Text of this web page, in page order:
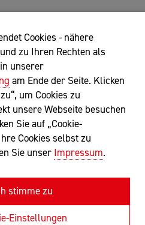
Cookies - nähere
zu Ihren Rechten als
unserer
am Ende der Seite. Klicken
um Cookies zu
unsere Webseite besuchen
Sie auf „Cookie-
Cookies selbst zu
Sie unser Impressum.
stimme zu
Einstellungen
einschließen:
-webshop, Exakter
PRENN -
-